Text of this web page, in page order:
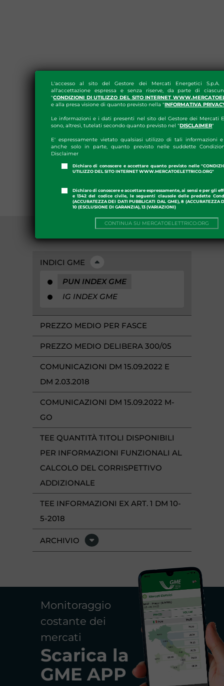
L'accesso al sito del Gestore dei Mercati Energetici S.p.A.
all'accettazione espressa e senza riserve, da parte di
"CONDIZIONI DI UTILIZZO DEL SITO INTERNET
e alla presa visione di quanto previsto nella "INFORMATIVA
Le informazioni e i dati presenti nel sito del Gestore dei Mercati
sono, altresì, tutelati secondo quanto previsto nel "DISCLAIMER"
E' espressamente vietato qualsiasi utilizzo di tali informazioni
anche solo in parte, quanto previsto nelle suddette
Disclaimer
Dichiaro di conoscere e accettare quanto previsto nelle
UTILIZZO DEL SITO INTERNET WWW.MERCATOELETTRICO.ORG"
Dichiaro di conoscere e accettare espressamente, ai sensi e per gli
e 1342 del codice civile, le seguenti clausole delle predette
(ACCURATEZZA DEI DATI PUBBLICATI DAL GME), 8 (ACCURATEZZA
10 (ESCLUSIONE DI GARANZIA), 13 (VARIAZIONI)
CONTINUA SU MERCATOELETTRICO.ORG
INDICI GME
PUN INDEX GME
IG INDEX GME
PREZZO MEDIO PER FASCE
PREZZO MEDIO DELIBERA 300/05
COMUNICAZIONI DM 15.09.2022 E
DM 2.03.2018
COMUNICAZIONI DM 15.09.2022 M-
GO
TEE QUANTITÀ TITOLI DISPONIBILI
PER INFORMAZIONI FUNZIONALI AL
CALCOLO DEL CORRISPETTIVO
ADDIZIONALE
TEE INFORMAZIONI EX ART. 1 DM 10-
5-2018
ARCHIVIO
Monitoraggio
costante dei
mercati
Scarica la
GME APP